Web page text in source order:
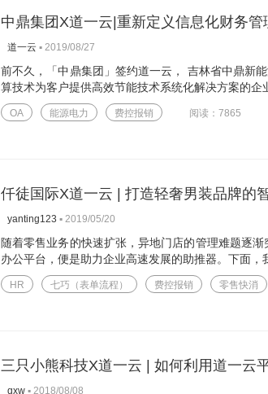
中鼎集团X道一云|重新定义信息化财务管
道一云 ▪ 2019/08/27
前不久，「中鼎集团」签约道一云， 吉林省中鼎新
算技术为客户提供高效节能技术系统化解决方案的企
OA 能源电力 费控报销 阅读：7865
仟徒国际X道一云 | 打造轻奢男装品牌的
yanting123 ▪ 2019/05/20
随着零售业务的快速扩张，异地门店的管理难题逐
办公平台，便是助力企业高速发展的助推器。下面，
HR 七巧（表单流程） 费控报销 零售快消
三只小熊科技X道一云 | 如何利用道一云
qxw ▪ 2018/08/08